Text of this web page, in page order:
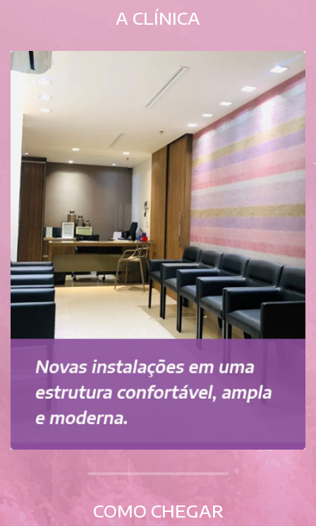
A CLÍNICA
COMO CHEGAR